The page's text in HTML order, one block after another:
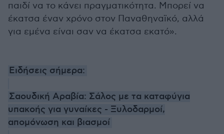
παιδί να το κάνει πραγματικότητα. Μπορεί να
έκατσα έναν χρόνο στον Παναθηναϊκό, αλλά
για εμένα είναι σαν να έκατσα εκατό».
Ειδήσεις σήμερα:
Σαουδική Αραβία: Σάλος με τα καταφύγια
υπακοής για γυναίκες - Ξυλοδαρμοί,
απομόνωση και βιασμοί